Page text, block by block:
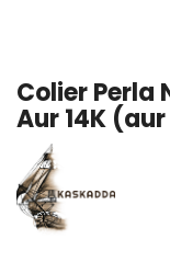
Pandantive cu Perle
Brose cu Perle
Colier Perla
Aur 14K